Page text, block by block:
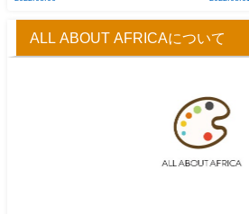
ALL ABOUT AFRICAについて